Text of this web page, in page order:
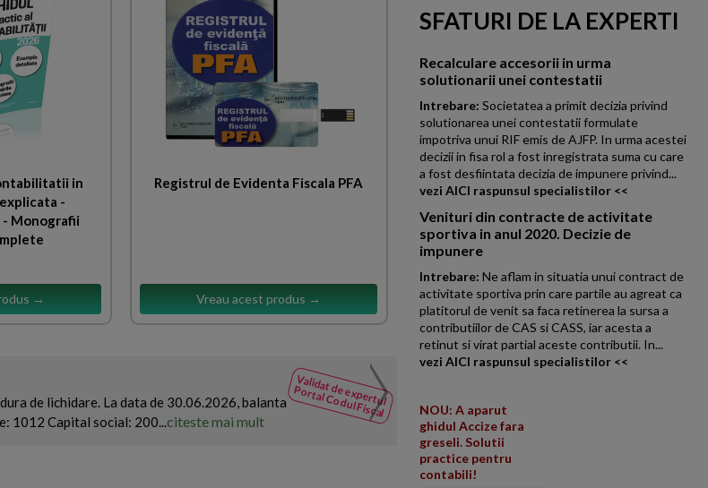
in
-
Monografii
→
Registrul de Evidenta Fiscala PFA
Vreau acest produs →
Validat de expertul
Portal Codul Fiscal
de lichidare. La data de 30.06.2026, balanta
1012 Capital social: 200...citeste mai mult
Fiscal
SFATURI DE LA EXPERTI
Recalculare accesorii in urma
solutionarii unei contestatii
Intrebare: Societatea a primit decizia privind
solutionarea unei contestatii formulate
impotriva unui RIF emis de AJFP. In urma acestei
decizii in fisa rol a fost inregistrata suma cu care
a fost desfiintata decizia de impunere privind...
vezi AICI raspunsul specialistilor <<
Venituri din contracte de activitate
sportiva in anul 2020. Decizie de
impunere
Intrebare: Ne aflam in situatia unui contract de
activitate sportiva prin care partile au agreat ca
platitorul de venit sa faca retinerea la sursa a
contributiilor de CAS si CASS, iar acesta a
retinut si virat partial aceste contributii. In...
vezi AICI raspunsul specialistilor <<
NOU: A aparut
ghidul Accize fara
greseli. Solutii
practice pentru
contabili!